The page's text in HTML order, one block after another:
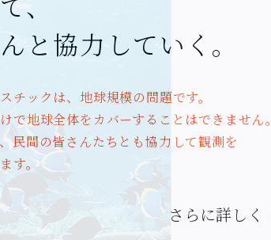
と協力していく。
チックは、地球規模の問題です。
で地球全体をカバーすることはできません。
民間の皆さんたちとも協力して観測を
す。
さらに詳しく